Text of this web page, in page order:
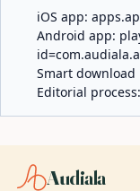
iOS app:
Android app:
Smart download
Editorial process:
Audiala